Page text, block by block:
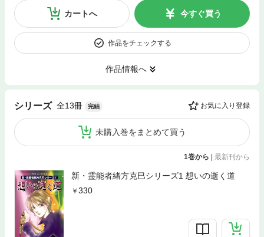
カートへ 今すぐ買う
作品をチェックする
作品情報へ
シリーズ 全13冊 完結 お気に入り登録
未購入巻をまとめて買う
1巻から 最新刊から
新・霊能者緒方克巳シリーズ1 想いの逝く道
330